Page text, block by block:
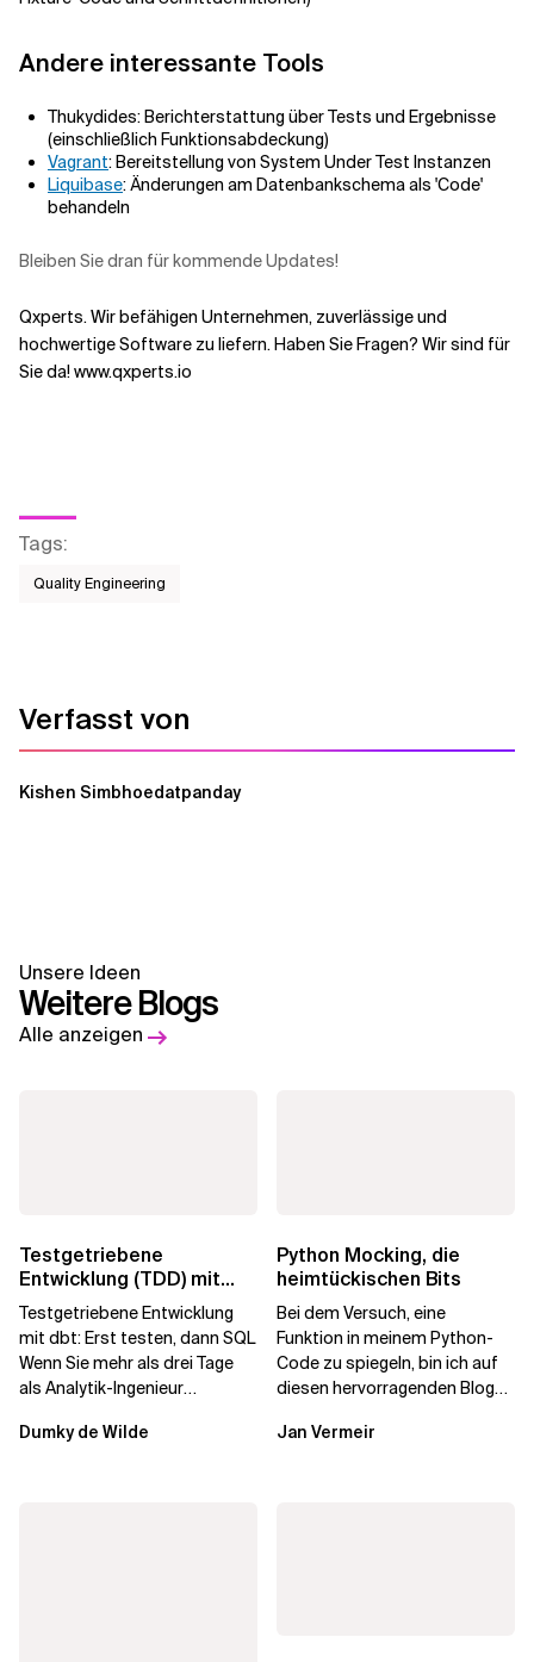
Andere interessante Tools
Thukydides: Berichterstattung über Tests und Ergebnisse
(einschließlich Funktionsabdeckung)
Vagrant: Bereitstellung von System Under Test Instanzen
Liquibase: Änderungen am Datenbankschema als 'Code'
behandeln
Bleiben Sie dran für kommende Updates!
Qxperts. Wir befähigen Unternehmen, zuverlässige und
hochwertige Software zu liefern. Haben Sie Fragen? Wir sind für
Sie da!www.qxperts.io
Tags:
Quality Engineering
Verfasst von
Kishen Simbhoedatpanday
Unsere Ideen
Weitere Blogs
Alle anzeigen
Testgetriebene
Entwicklung (TDD) mit
dbt: Erst testen, dann
SQL
Testgetriebene Entwicklung
mit dbt: Erst testen, dann SQL
Wenn Sie mehr als drei Tage
als Analytik-Ingenieur
Dumky de Wilde
Python Mocking, die
heimtückischen Bits
Bei dem Versuch, eine
Funktion in meinem Python-
Code zu spiegeln, bin ich auf
diesen hervorragenden Blog
gestoßen. Der Blog...
Jan Vermeir